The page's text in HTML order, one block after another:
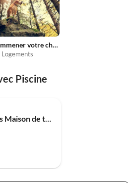
Emmener votre chien en vacances
Logements
Piscine
Maison de vacances Maison de trois chambres avec piscine